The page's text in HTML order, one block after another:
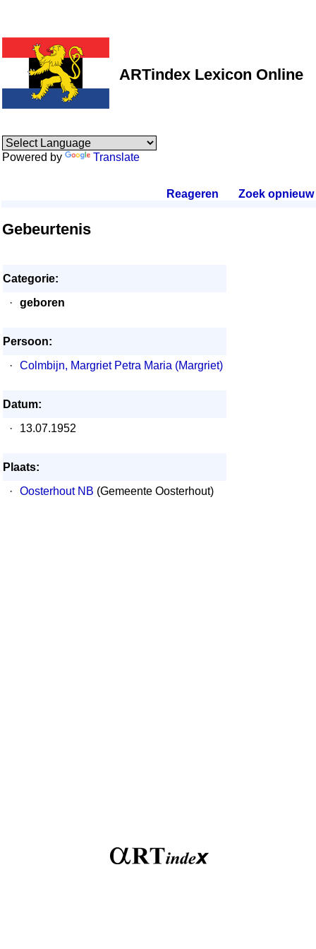
ARTindex Lexicon Online
Powered by Translate
Reageren Zoek opnieuw.
Gebeurtenis
Categorie:
·
geboren
Persoon:
·
Colmbijn, Margriet Petra Maria (Margriet)
Datum:
·
13.07.1952
Plaats:
·
Oosterhout NB (Gemeente Oosterhout)